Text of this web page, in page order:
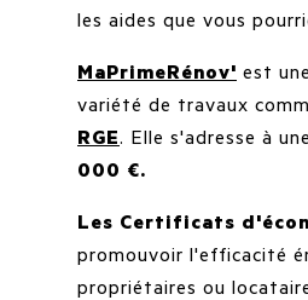
les aides que vous
MaPrimeRénov' est
variété de travaux
RGE. Elle s'adresse à
000 €.
Les Certificats
promouvoir l'efficacité
propriétaires ou